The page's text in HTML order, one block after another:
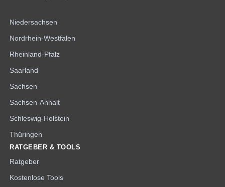
Niedersachsen
Nordrhein-Westfalen
Rheinland-Pfalz
Saarland
Sachsen
Sachsen-Anhalt
Schleswig-Holstein
Thüringen
RATGEBER & TOOLS
Ratgeber
Kostenlose Tools